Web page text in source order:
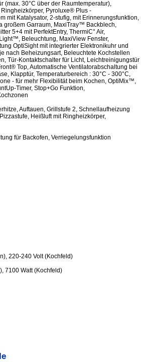
(max. 30°C über der Raumtemperatur),
Pyroluxe® Plus -
mit Katalysator, 2-stufig, mit Erinnerungsfunktion,
großem Garraum, MaxiTray™ Backblech,
5+4 mit PerfektEntry, ThermiC° Air,
Beleuchtung, MaxiView Fenster,
OptiSight mit integrierter Elektronikuhr und
nach Beheizungsart, Beleuchtete Kochstellen
Tür-Kontaktschalter für Licht, Leichtreinigungstür
Top, Automatische Ventilatorabschaltung bei
Klapptür, Temperaturbereich : 30°C - 300°C,
- für mehr Flexibilität beim Kochen, OptiMix™,
Timer, Stop+Go Funktion,
Auftauen, Grillstufe 2, Schnellaufheizung
Heißluft mit Ringheizkörper,
für Backofen, Verriegelungsfunktion
220-240 Volt (Kochfeld)
7100 Watt (Kochfeld)